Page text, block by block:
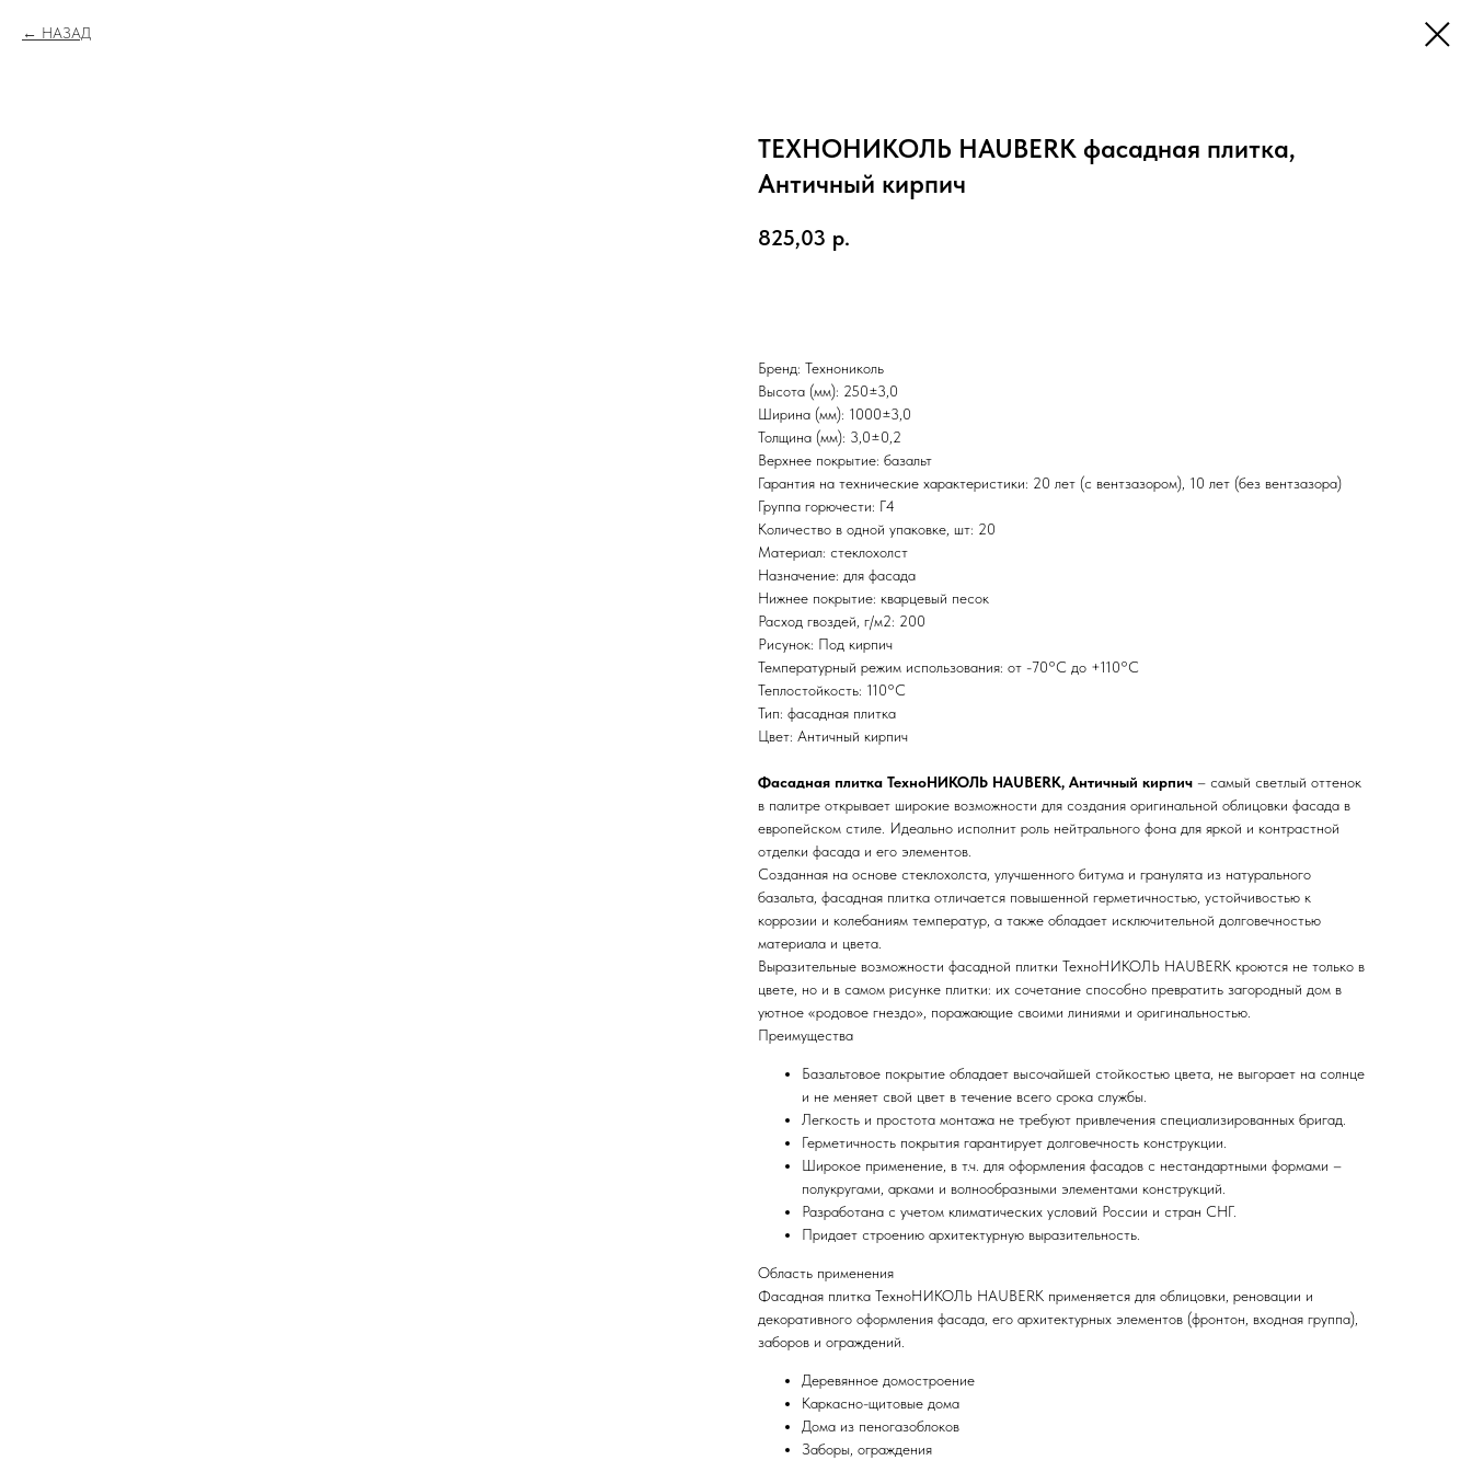
НАЗАД
ТЕХНОНИКОЛЬ HAUBERK фасадная плитка,
Античный кирпич
825,03 р.
Бренд: Технониколь
Высота (мм): 250±3,0
Ширина (мм): 1000±3,0
Толщина (мм): 3,0±0,2
Верхнее покрытие: базальт
Гарантия на технические характеристики: 20 лет (с вентзазором), 10 лет (без вентзазора)
Группа горючести: Г4
Количество в одной упаковке, шт: 20
Материал: стеклохолст
Назначение: для фасада
Нижнее покрытие: кварцевый песок
Расход гвоздей, г/м2: 200
Рисунок: Под кирпич
Температурный режим использования: от -70°С до +110°С
Теплостойкость: 110°С
Тип: фасадная плитка
Цвет: Античный кирпич
Фасадная плитка ТехноНИКОЛЬ HAUBERK, Античный кирпич – самый светлый оттенок
в палитре открывает широкие возможности для создания оригинальной облицовки фасада в
европейском стиле. Идеально исполнит роль нейтрального фона для яркой и контрастной
отделки фасада и его элементов.
Созданная на основе стеклохолста, улучшенного битума и гранулята из натурального
базальта, фасадная плитка отличается повышенной герметичностью, устойчивостью к
коррозии и колебаниям температур, а также обладает исключительной долговечностью
материала и цвета.
Выразительные возможности фасадной плитки ТехноНИКОЛЬ HAUBERK кроются не только в
цвете, но и в самом рисунке плитки: их сочетание способно превратить загородный дом в
уютное «родовое гнездо», поражающие своими линиями и оригинальностью.
Преимущества
Базальтовое покрытие обладает высочайшей стойкостью цвета, не выгорает на солнце
и не меняет свой цвет в течение всего срока службы.
Легкость и простота монтажа не требуют привлечения специализированных бригад.
Герметичность покрытия гарантирует долговечность конструкции.
Широкое применение, в т.ч. для оформления фасадов с нестандартными формами –
полукругами, арками и волнообразными элементами конструкций.
Разработана с учетом климатических условий России и стран СНГ.
Придает строению архитектурную выразительность.
Область применения
Фасадная плитка ТехноНИКОЛЬ HAUBERK применяется для облицовки, реновации и
декоративного оформления фасада, его архитектурных элементов (фронтон, входная группа),
заборов и ограждений.
Деревянное домостроение
Каркасно-щитовые дома
Дома из пеногазоблоков
Заборы, ограждения